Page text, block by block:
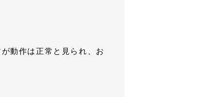
動作は正常と見られ、お